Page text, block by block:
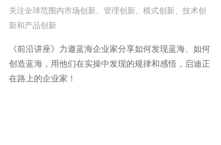
关注全球范围内市场创新、管理创新、模式创新、技术创
新和产品创新
《前沿讲座》力邀蓝海企业家分享如何发现蓝海、如何
创造蓝海，用他们在实操中发现的规律和感悟，启迪正
在路上的企业家！